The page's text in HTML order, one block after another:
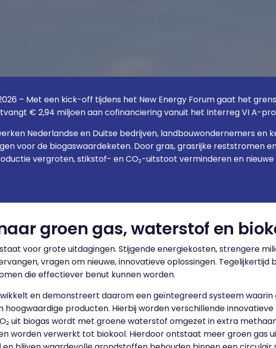
– Met een kick-off tijdens het New Energy Forum gaat het
€ 2,94 miljoen aan cofinanciering vanuit het Interreg VI A-
Nederlandse en Duitse bedrijven, landbouwondernemers en
voor de biogaswaardeketen. Door gras, grasrijke reststromen
vergroten, stikstof- en CO₂-uitstoot verminderen en
groen gas, waterstof en
voor grote uitdagingen. Stijgende energiekosten, strengere
vragen om nieuwe, innovatieve oplossingen.
die effectiever benut kunnen worden.
en demonstreert daarom een geïntegreerd systeem
hoogwaardige producten. Hierbij worden verschillende
uit biogas wordt met groene waterstof omgezet in extra
worden verwerkt tot biokool. Hierdoor ontstaat meer groen gas